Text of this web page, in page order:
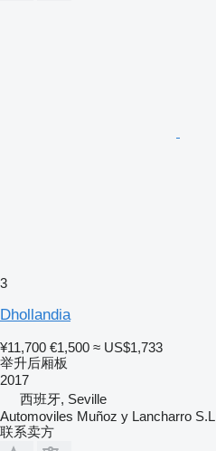
3
Dhollandia
¥11,700 €1,500 ≈ US$1,733
举升后厢板
2017
西班牙, Seville
Automoviles Muñoz y Lancharro S.L
联系卖方